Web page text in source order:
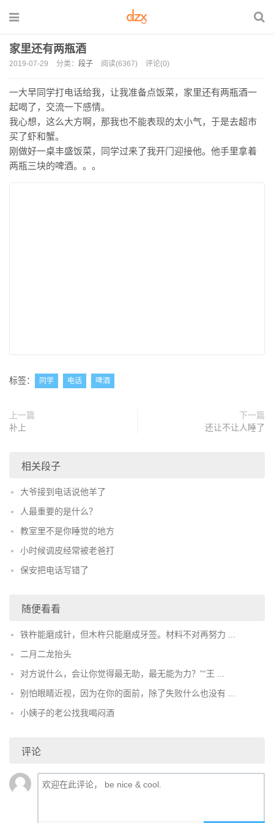
家里还有两瓶酒
2019-07-29 分类： 段子 阅读(6367) 评论(0)
一大早同学打电话给我，让我准备点饭菜，家里还有两瓶酒一
起喝了，交流一下感情。
我心想，这么大方啊，那我也不能表现的太小气，于是去超市
买了虾和蟹。
刚做好一桌丰盛饭菜，同学过来了我开门迎接他。他手里拿着
两瓶三块的啤酒。。。
标签： 同学 电话 啤酒
上一篇
补上
下一篇
还让不让人睡了
相关段子
大爷接到电话说他羊了
人最重要的是什么？
教室里不是你睡觉的地方
小时候调皮经常被老爸打
保安把电话写错了
随便看看
铁杵能磨成针，但木杵只能磨成牙签。材料不对再努力 ...
二月二龙抬头
对方说什么，会让你觉得最无助，最无能为力？”“王 ...
别怕眼睛近视，因为在你的面前，除了失败什么也没有 ...
小姨子的老公找我喝闷酒
评论